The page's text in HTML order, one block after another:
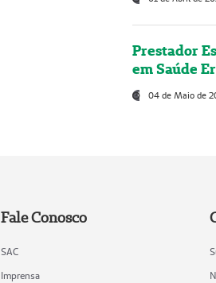
Prestador
em Saúde
04 de Maio de
Fale Conosco
SAC
Imprensa